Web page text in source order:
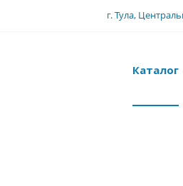
г. Тула,
Каталог